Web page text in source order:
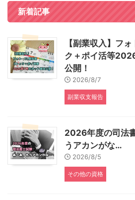
新着記事
【副業収入】フ
ク＋ポイ活等
公開！
2026/8/7
副業収支報告
2026年度の司法
うアカンがな…
2026/8/5
その他の資格